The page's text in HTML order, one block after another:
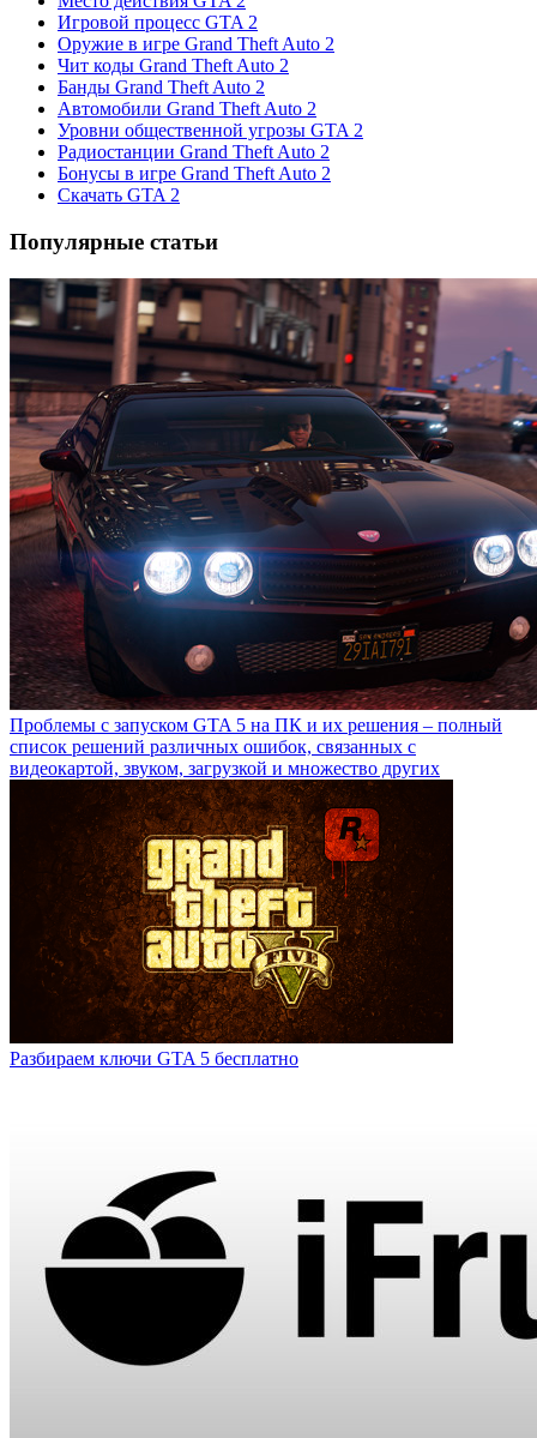
Игровой процесс GTA 2
Оружие в игре Grand Theft Auto 2
Чит коды Grand Theft Auto 2
Банды Grand Theft Auto 2
Автомобили Grand Theft Auto 2
Уровни общественной угрозы GTA 2
Радиостанции Grand Theft Auto 2
Бонусы в игре Grand Theft Auto 2
Скачать GTA 2
Популярные статьи
Проблемы с запуском GTA 5 на ПК и их решения – полный
список решений различных ошибок, связанных с
видеокартой, звуком, загрузкой и множество других
Разбираем ключи GTA 5 бесплатно